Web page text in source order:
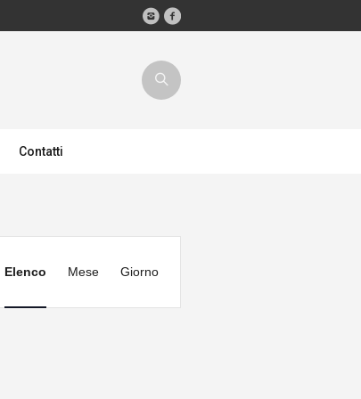
Contatti
Viste
Navigazione
Elenco Mese Giorno